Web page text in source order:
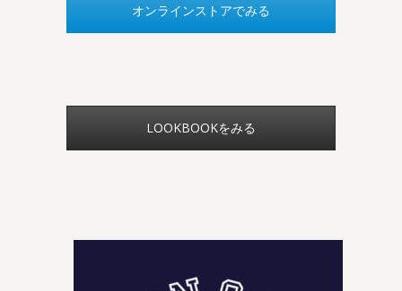
オンラインストアでみる
LOOKBOOKをみる